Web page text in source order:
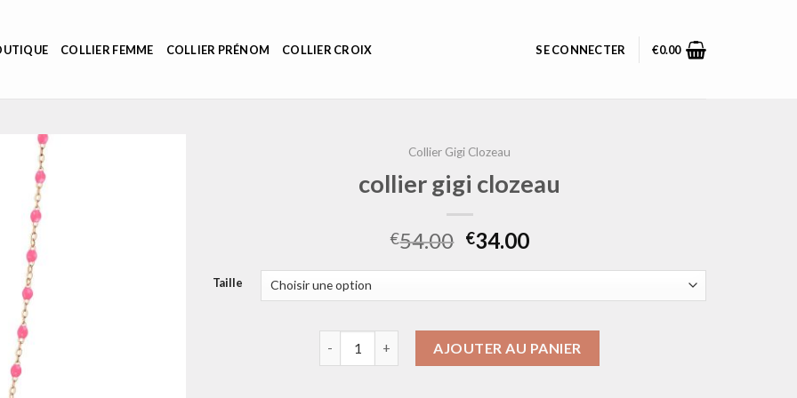
COLLIER FEMME COLLIER PRÉNOM COLLIER CROIX SE CONNECTER €0.00
Collier Gigi Clozeau
collier gigi clozeau
€54.00 €34.00
Taille
AJOUTER AU PANIER